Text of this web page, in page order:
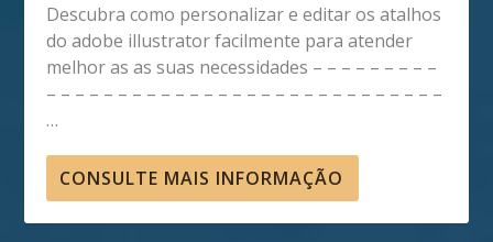
Descubra como personalizar e editar os atalhos
do adobe illustrator facilmente para atender
melhor as as suas necessidades – – – – – – – – –
– – – – – – – – – – – – – – – – – – – – – – – – – – – –
…
CONSULTE MAIS INFORMAÇÃO